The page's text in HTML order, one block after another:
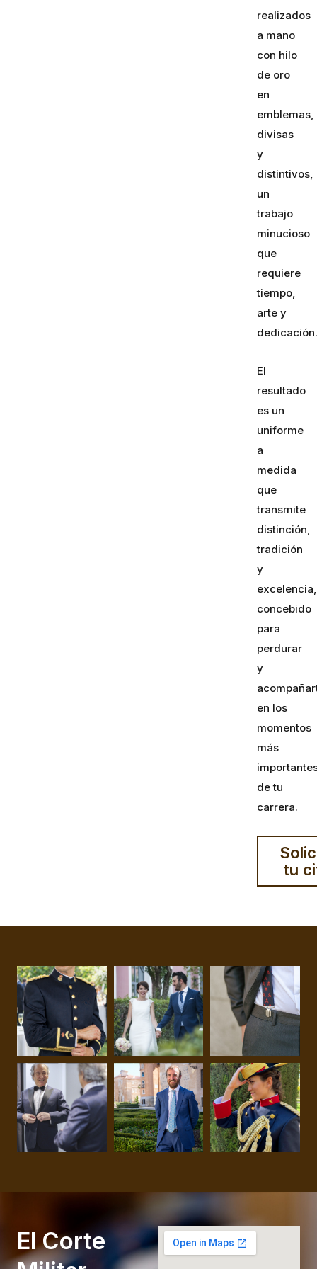
realizados
a mano
con hilo
de oro
en
emblemas,
divisas
y
distintivos,
un
trabajo
minucioso
que
requiere
tiempo,
arte y
dedicación.
El
resultado
es un
uniforme
a
medida
que
transmite
distinción,
tradición
y
excelencia,
concebido
para
perdurar
y
en los
momentos
más
de tu
carrera.
tu
El Corte